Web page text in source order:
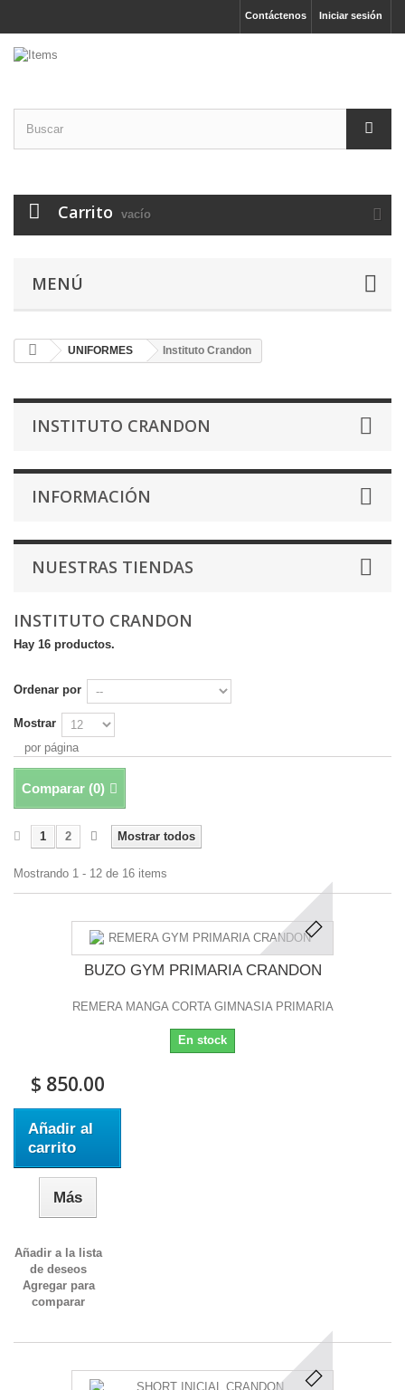
Iniciar sesión
Contáctenos
Carrito vacío
MENÚ
UNIFORMES Instituto Crandon
INSTITUTO CRANDON
INFORMACIÓN
NUESTRAS TIENDAS
INSTITUTO CRANDON
Hay 16 productos.
Ordenar por
Mostrar
por página
Comparar (0)
Mostrar todos
1 2
Mostrando 1 - 12 de 16 items
BUZO GYM PRIMARIA CRANDON
REMERA MANGA CORTA GIMNASIA PRIMARIA
En stock
$ 850.00
Añadir al
carrito
Más
Añadir a la lista
de deseos
Agregar para
comparar